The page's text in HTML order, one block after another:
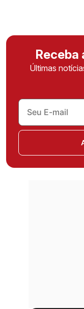
Receba
Últimas